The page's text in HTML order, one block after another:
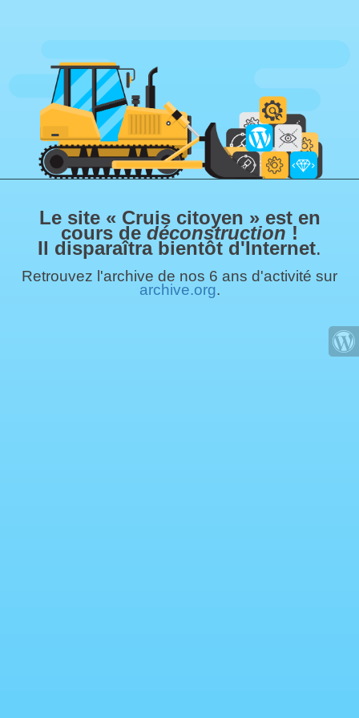
Le site « Cruis citoyen » est en
cours de déconstruction !
Il disparaîtra bientôt d'Internet.
Retrouvez l'archive de nos 6 ans d'activité sur
archive.org.